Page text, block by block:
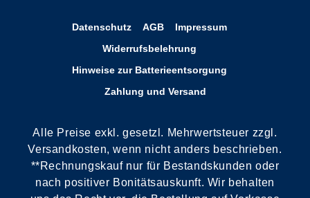
Datenschutz AGB
Impressum
Widerrufsbelehrung
Hinweise zur Batterieentsorgung
Zahlung und Versand
Alle Preise exkl. gesetzl. Mehrwertsteuer zzgl.
Versandkosten, wenn nicht anders beschrieben.
**Rechnungskauf nur für Bestandskunden oder
nach positiver Bonitätsauskunft. Wir behalten